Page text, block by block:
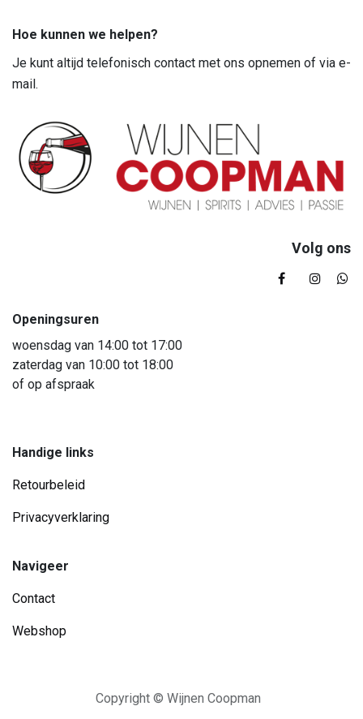
Hoe kunnen we helpen?
Je kunt altijd telefonisch contact met ons opnemen of via e-
mail.
Volg ons
Openingsuren
woensdag van 14:00 tot 17:00
zaterdag van 10:00 tot 18:00
of op afspraak
Handige links
Retourbeleid
Privacyverklaring
Navigeer
Contact
Webshop
Copyright © Wijnen Coopman